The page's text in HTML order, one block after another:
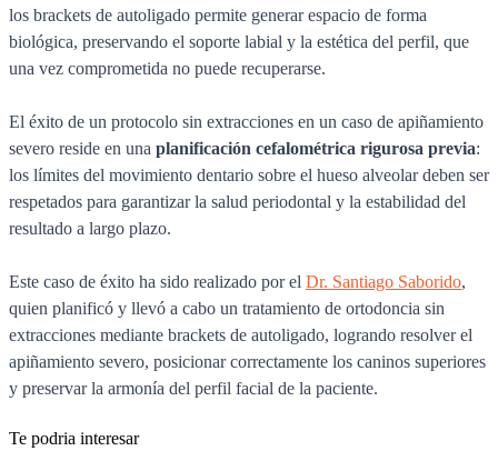
los brackets de autoligado permite generar espacio de forma
biológica, preservando el soporte labial y la estética del perfil, que
una vez comprometida no puede recuperarse.
El éxito de un protocolo sin extracciones en un caso de apiñamiento
severo reside en una planificación cefalométrica rigurosa previa:
los límites del movimiento dentario sobre el hueso alveolar deben ser
respetados para garantizar la salud periodontal y la estabilidad del
resultado a largo plazo.
Este caso de éxito ha sido realizado por el Dr. Santiago Saborido,
quien planificó y llevó a cabo un tratamiento de ortodoncia sin
extracciones mediante brackets de autoligado, logrando resolver el
apiñamiento severo, posicionar correctamente los caninos superiores
y preservar la armonía del perfil facial de la paciente.
Te podria interesar